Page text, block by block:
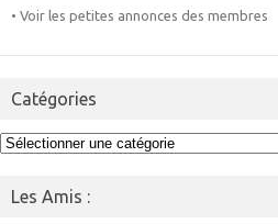
• Voir les petites annonces des membres
Catégories
Catégories
Les Amis :